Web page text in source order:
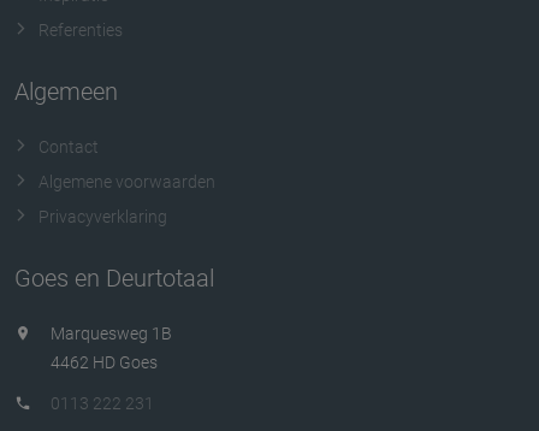
Referenties
Algemeen
Contact
Algemene voorwaarden
Privacyverklaring
Goes en Deurtotaal
Marquesweg 1B
4462 HD Goes
0113 222 231